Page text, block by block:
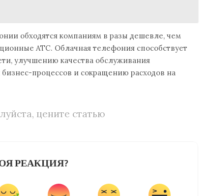
обходятся компаниям в разы дешевле, чем
АТС. Облачная телефония способствует
улучшению качества обслуживания
процессов и сокращению расходов на
цените статью
РЕАКЦИЯ?